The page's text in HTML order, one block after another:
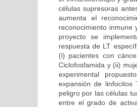
células supresoras
aumenta el
reconocimiento
proyecto se
respuesta de LT
(i) pacientes con
Ciclofosfamida y (ii)
experimental
expansión de
peligro por las células
entre el grado de